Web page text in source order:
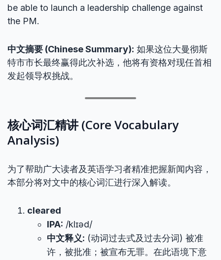
be able to launch a leadership challenge against
the PM.
中文摘要 (Chinese Summary): 如果这位大曼彻斯
特市市长最终赢得此次补选，他将有资格对现任首相
发起领导权挑战。
核心词汇精讲 (Core Vocabulary
Analysis)
为了帮助广大读者及英语学习者精准把握新闻内容，
本部分将对文中的核心词汇进行深入解读。
cleared
IPA: /klɪəd/
中文释义: (动词过去式及过去分词) 被准
许，被批准；被宣布无罪。在此语境下意